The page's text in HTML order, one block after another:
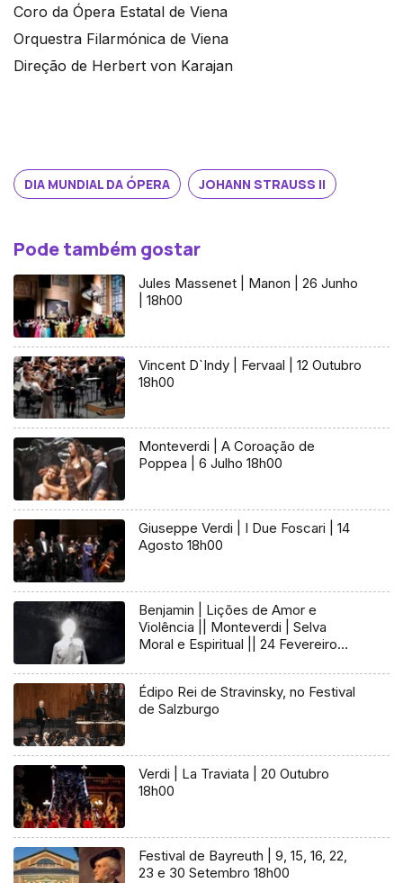
Coro da Ópera Estatal de Viena
Orquestra Filarmónica de Viena
Direção de Herbert von Karajan
DIA MUNDIAL DA ÓPERA JOHANN STRAUSS II
Pode também gostar
Jules Massenet | Manon | 26 Junho
| 18h00
Vincent D`Indy | Fervaal | 12 Outubro
18h00
Monteverdi | A Coroação de
Poppea | 6 Julho 18h00
Giuseppe Verdi | I Due Foscari | 14
Agosto 18h00
Benjamin | Lições de Amor e
Violência || Monteverdi | Selva
Moral e Espiritual || 24 Fevereiro
Édipo Rei de Stravinsky, no Festival
de Salzburgo
Verdi | La Traviata | 20 Outubro
18h00
Festival de Bayreuth | 9, 15, 16, 22,
23 e 30 Setembro 18h00